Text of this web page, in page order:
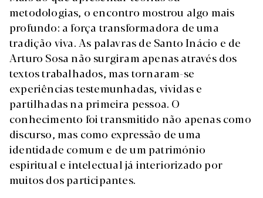
metodologias, o encontro mostrou algo mais
profundo: a força transformadora de uma
tradição viva. As palavras de Santo Inácio e de
Arturo Sosa não surgiram apenas através dos
textos trabalhados, mas tornaram-se
experiências testemunhadas, vividas e
partilhadas na primeira pessoa. O
conhecimento foi transmitido não apenas como
discurso, mas como expressão de uma
identidade comum e de um património
espiritual e intelectual já interiorizado por
muitos dos participantes.